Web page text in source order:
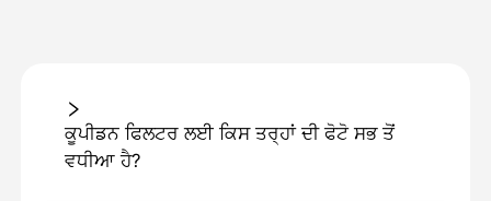
ਕੂਪੀਡਨ ਫਿਲਟਰ ਲਈ ਕਿਸ ਤਰ੍ਹਾਂ ਦੀ ਫੋਟੋ ਸਭ ਤੋਂ
ਵਧੀਆ ਹੈ?